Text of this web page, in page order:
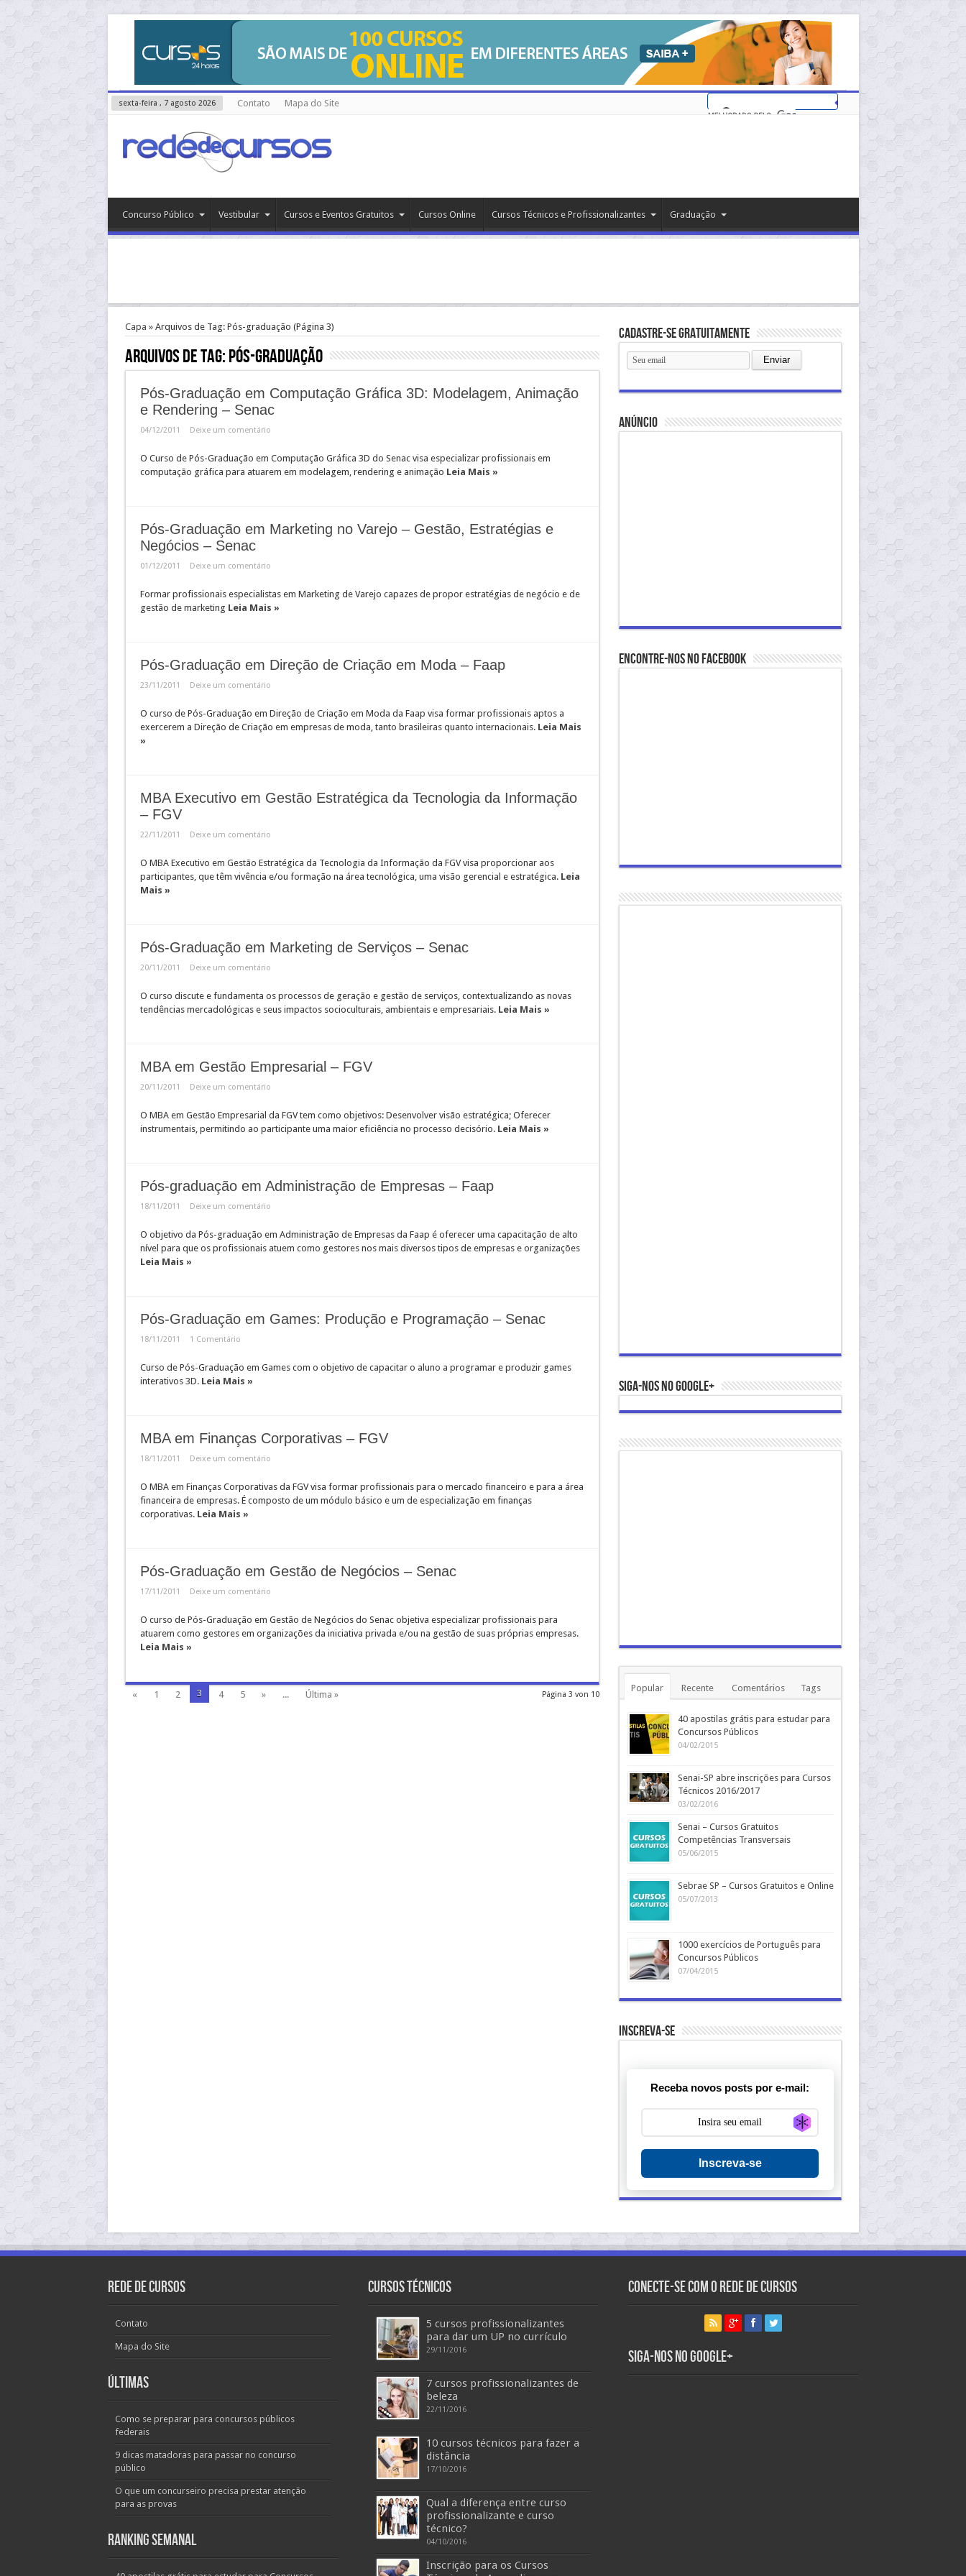
sexta-feira , 7 agosto 2026 Contato Mapa do Site
Concurso Público Vestibular Cursos e Eventos Gratuitos Cursos Online Cursos Técnicos e Profissionalizantes Graduação
Capa » Arquivos de Tag: Pós-graduação (Página 3)
Arquivos de Tag:Pós-graduação
Pós-Graduação em Computação Gráfica 3D: Modelagem, Animação
e Rendering – Senac
04/12/2011 Deixe um comentário
O Curso de Pós-Graduação em Computação Gráfica 3D do Senac visa especializar profissionais em
computação gráfica para atuarem em modelagem, rendering e animação Leia Mais »
Pós-Graduação em Marketing no Varejo – Gestão, Estratégias e
Negócios – Senac
01/12/2011 Deixe um comentário
Formar profissionais especialistas em Marketing de Varejo capazes de propor estratégias de negócio e de
gestão de marketing Leia Mais »
Pós-Graduação em Direção de Criação em Moda – Faap
23/11/2011 Deixe um comentário
O curso de Pós-Graduação em Direção de Criação em Moda da Faap visa formar profissionais aptos a
exercerem a Direção de Criação em empresas de moda, tanto brasileiras quanto internacionais. Leia Mais
»
MBA Executivo em Gestão Estratégica da Tecnologia da Informação
– FGV
22/11/2011 Deixe um comentário
O MBA Executivo em Gestão Estratégica da Tecnologia da Informação da FGV visa proporcionar aos
participantes, que têm vivência e/ou formação na área tecnológica, uma visão gerencial e estratégica. Leia
Mais »
Pós-Graduação em Marketing de Serviços – Senac
20/11/2011 Deixe um comentário
O curso discute e fundamenta os processos de geração e gestão de serviços, contextualizando as novas
tendências mercadológicas e seus impactos socioculturais, ambientais e empresariais. Leia Mais »
MBA em Gestão Empresarial – FGV
20/11/2011 Deixe um comentário
O MBA em Gestão Empresarial da FGV tem como objetivos: Desenvolver visão estratégica; Oferecer
instrumentais, permitindo ao participante uma maior eficiência no processo decisório. Leia Mais »
Pós-graduação em Administração de Empresas – Faap
18/11/2011 Deixe um comentário
O objetivo da Pós-graduação em Administração de Empresas da Faap é oferecer uma capacitação de alto
nível para que os profissionais atuem como gestores nos mais diversos tipos de empresas e organizações
Leia Mais »
Pós-Graduação em Games: Produção e Programação – Senac
18/11/2011 1 Comentário
Curso de Pós-Graduação em Games com o objetivo de capacitar o aluno a programar e produzir games
interativos 3D. Leia Mais »
MBA em Finanças Corporativas – FGV
18/11/2011 Deixe um comentário
O MBA em Finanças Corporativas da FGV visa formar profissionais para o mercado financeiro e para a área
financeira de empresas. É composto de um módulo básico e um de especialização em finanças
corporativas. Leia Mais »
Pós-Graduação em Gestão de Negócios – Senac
17/11/2011 Deixe um comentário
O curso de Pós-Graduação em Gestão de Negócios do Senac objetiva especializar profissionais para
atuarem como gestores em organizações da iniciativa privada e/ou na gestão de suas próprias empresas.
Leia Mais »
Página 3 von 10
« 1 2 3 4 5 » ... Última »
Cadastre-se gratuitamente
anúncio
Encontre-nos no Facebook
Siga-nos no Google+
Popular Recente Comentários Tags
40 apostilas grátis para estudar para
Concursos Públicos
04/02/2015
Senai-SP abre inscrições para Cursos
Técnicos 2016/2017
03/02/2016
Senai – Cursos Gratuitos
Competências Transversais
05/06/2015
Sebrae SP – Cursos Gratuitos e Online
05/07/2013
1000 exercícios de Português para
Concursos Públicos
07/04/2015
Inscreva-se
Receba novos posts por e-mail:
Inscreva-se
Rede de Cursos
Contato
Mapa do Site
Últimas
Como se preparar para concursos públicos
federais
9 dicas matadoras para passar no concurso
público
O que um concurseiro precisa prestar atenção
para as provas
Ranking Semanal
Cursos Técnicos
5 cursos profissionalizantes
para dar um UP no currículo
29/11/2016
7 cursos profissionalizantes de
beleza
22/11/2016
10 cursos técnicos para fazer a
distância
17/10/2016
Qual a diferença entre curso
profissionalizante e curso
técnico?
04/10/2016
Inscrição para os Cursos
Conecte-se com o Rede de Cursos
Siga-nos no Google+